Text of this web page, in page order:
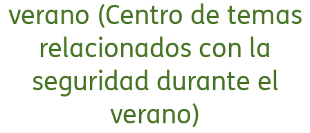
verano (Centro de temas
relacionados con la
seguridad durante el
verano)